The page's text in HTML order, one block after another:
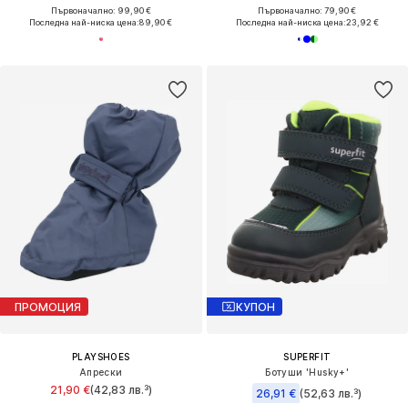
Първоначално: 99,90 €
Последна най-ниска цена:89,90 €
Първоначално: 79,90 €
Последна най-ниска цена:23,92 €
ПРОМОЦИЯ
PLAYSHOES
Апрески
21,90 €(42,83 лв.³)
КУПОН
SUPERFIT
Ботуши 'Husky+'
26,91 € (52,63 лв.³)